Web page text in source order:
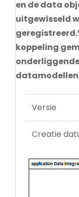
en de data
uitgewisseld
koppeling
Versie
Creatie